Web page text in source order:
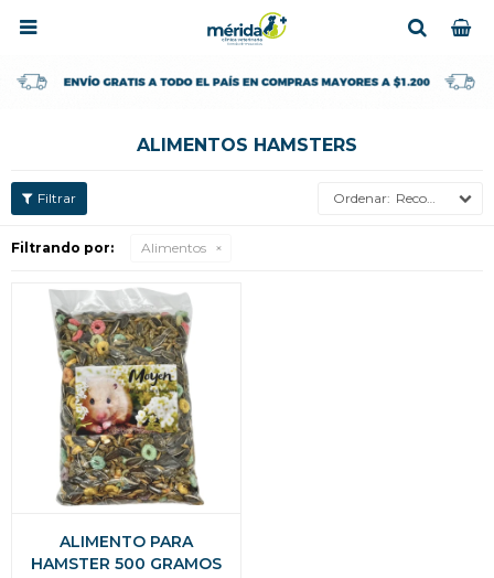

ALIMENTOS HAMSTERS
Recomendados
Filtrando por: Alimentos
ALIMENTO PARA
HAMSTER 500 GRAMOS